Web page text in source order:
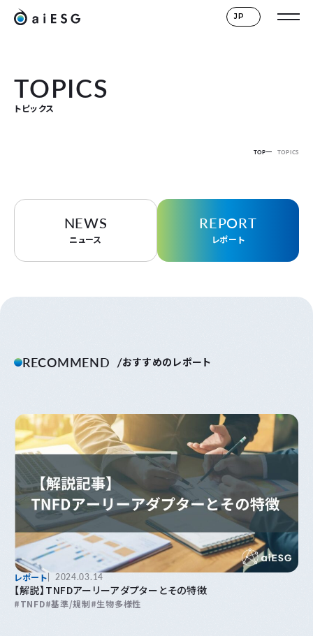
JP
TOPICS
トピックス
TOP TOPICS
NEWS
ニュース
REPORT
レポート
RECOMMEND おすすめのレポート
レポート 2024.03.14
【解説】TNFDアーリーアダプターとその特徴
TNFD 基準/規制 生物多様性